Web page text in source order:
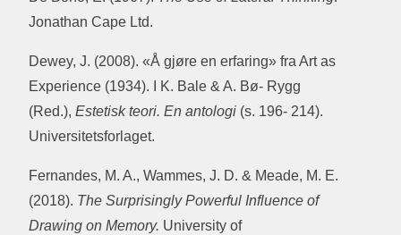
Jonathan Cape Ltd.
Dewey, J. (2008). «Å gjøre en erfaring» fra Art as
Experience (1934). I K. Bale & A. Bø- Rygg
(Red.), Estetisk teori. En antologi (s. 196- 214).
Universitetsforlaget.
Fernandes, M. A., Wammes, J. D. & Meade, M. E.
(2018). The Surprisingly Powerful Influence of
Drawing on Memory. University of